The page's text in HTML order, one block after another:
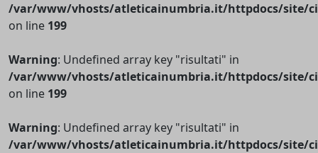
/var/www/vhosts/atleticainumbria.it/httpdocs/site/
on line 199
Warning: Undefined array key "risultati" in
/var/www/vhosts/atleticainumbria.it/httpdocs/site/
on line 199
Warning: Undefined array key "risultati" in
/var/www/vhosts/atleticainumbria.it/httpdocs/site/